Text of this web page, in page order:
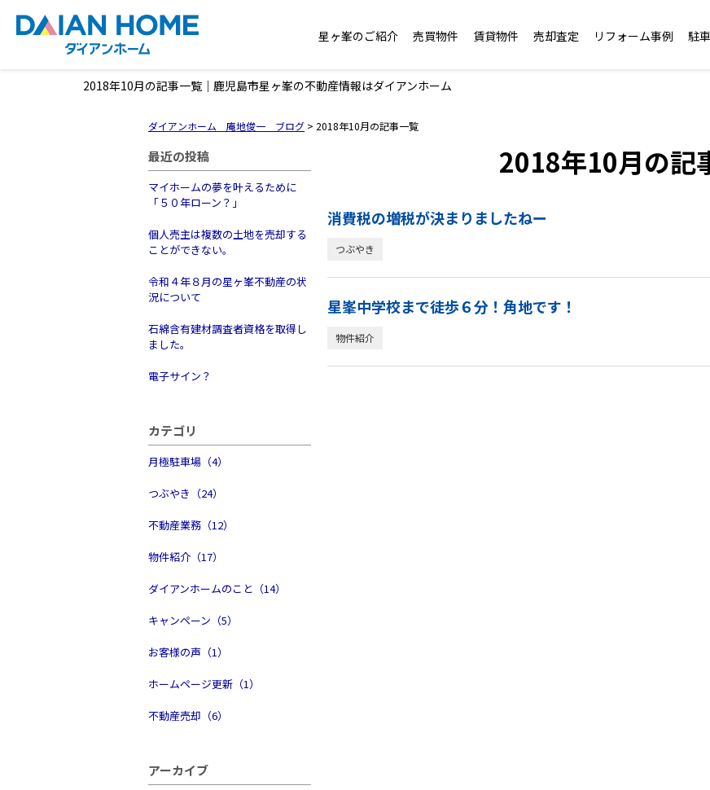
星ヶ峯のご紹介 売買物件 賃貸物件 売却査定 リフォーム事例 駐
2018年10月の記事一覧｜鹿児島市星ヶ峯の不動産情報はダイアンホーム
ダイアンホーム 庵地俊一 ブログ > 2018年10月の記事一覧
最近の投稿
マイホームの夢を叶えるために
「５０年ローン？」
個人売主は複数の土地を売却する
ことができない。
令和４年８月の星ヶ峯不動産の状
況について
石綿含有建材調査者資格を取得し
ました。
電子サイン？
カテゴリ
月極駐車場（4）
つぶやき（24）
不動産業務（12）
物件紹介（17）
ダイアンホームのこと（14）
キャンペーン（5）
お客様の声（1）
ホームページ更新（1）
不動産売却（6）
アーカイブ
2018年10月の記
消費税の増税が決まりましたねー
つぶやき
星峯中学校まで徒歩６分！角地です！
物件紹介